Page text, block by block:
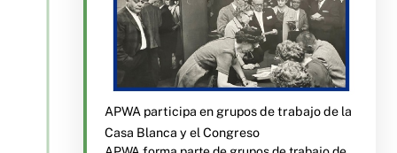
APWA participa en grupos de trabajo de la
Casa Blanca y el Congreso